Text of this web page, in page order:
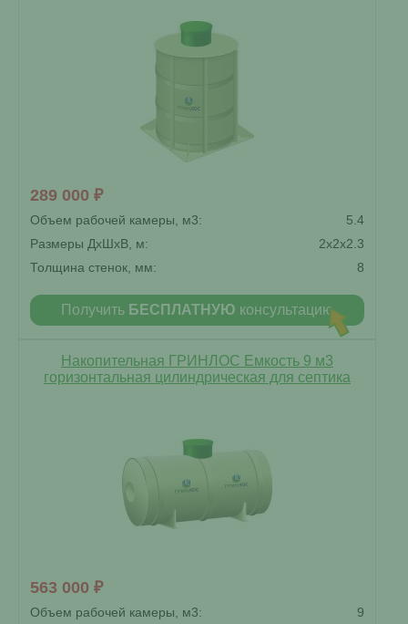
289 000 ₽
Объем рабочей камеры, м3:
5.4
Размеры ДxШxВ, м:
2x2x2.3
Толщина стенок, мм:
8
Получить БЕСПЛАТНУЮ консультацию
Накопительная ГРИНЛОС Емкость 9 м3
горизонтальная цилиндрическая для септика
563 000 ₽
Объем рабочей камеры, м3:
9